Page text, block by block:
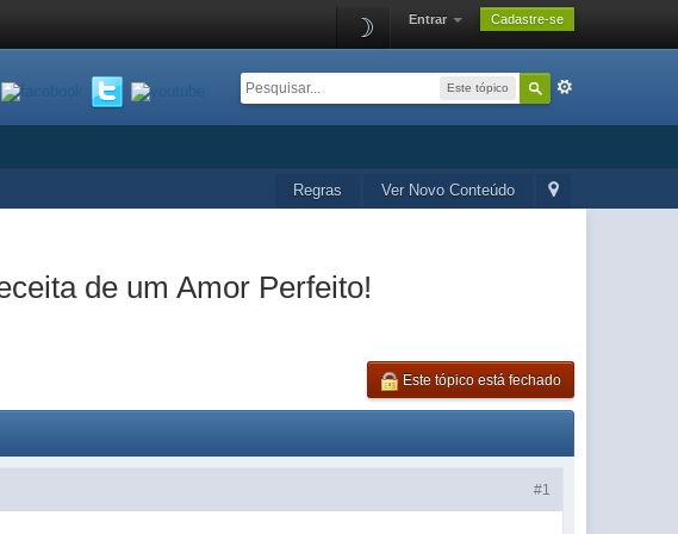
☽ Entrar Cadastre-se
Este tópico
Ver Novo Conteúdo
Regras
de um Amor Perfeito!
Este tópico está fechado
#1